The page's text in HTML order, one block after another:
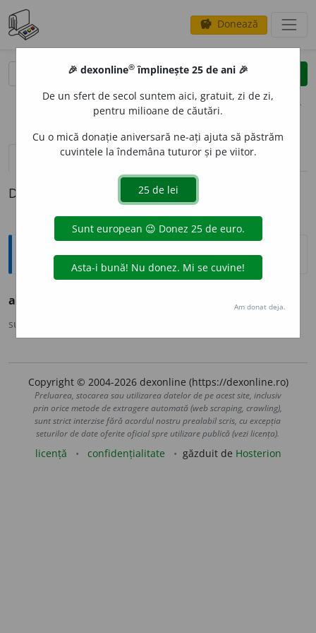
savings Donează
clear
opțiuni
definiții (1)
Definiția cu ID-ul 220410:
Ortografice DOOM
ad l
sursa:
Copyright © 2004-2026 dexonline (https://dexonline.ro)
Preluarea, stocarea sau utilizarea datelor de pe acest site, inclusiv
prin orice metode de extragere automată (web scraping, crawling),
sunt strict interzise fără acordul nostru prealabil scris, cu excepția
seturilor de date oferite oficial spre utilizare publică (vezi licența).
licență confidențialitate găzduit de Hosterion
🎉 dexonline® împlinește 25 de ani 🎉
De un sfert de secol suntem aici, gratuit, zi de zi,
pentru milioane de căutări.
Cu o mică donație aniversară ne-ați ajuta să păstrăm
cuvintele la îndemâna tuturor și pe viitor.
Am donat deja.